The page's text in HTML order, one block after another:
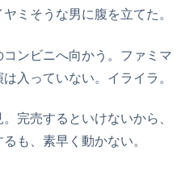
ミそうな男に腹を立てた。
ンビニへ向かう。ファミマ
入っていない。イライラ。
完売するといけないから、
も、素早く動かない。